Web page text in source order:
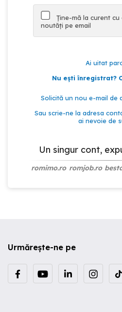
Ține-mă la curent
noutăți pe email
Ai uitat
Nu ești înregistrat?
Solicită un nou e-mail de
Sau scrie-ne la adresa
ai nevoie de
Un singur cont,
romimo.ro romjob.ro
Urmărește-ne pe